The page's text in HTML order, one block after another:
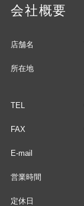
会社概要
店舗名
所在地
TEL
FAX
E-mail
営業時間
定休日